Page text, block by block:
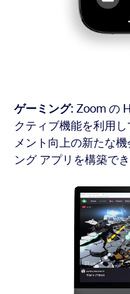
ゲーミング: Zoom の
クティブ機能を利用
メント向上の新たな
ング アプリを構築でき